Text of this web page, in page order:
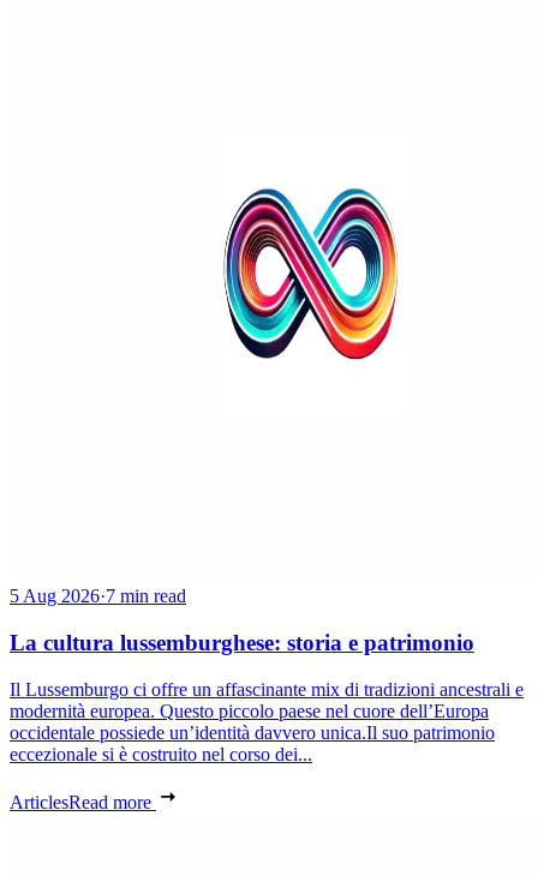
5 Aug 2026·7 min read
La cultura lussemburghese: storia e patrimonio
Il Lussemburgo ci offre un affascinante mix di tradizioni ancestrali e
modernità europea. Questo piccolo paese nel cuore dell’Europa
occidentale possiede un’identità davvero unica.Il suo patrimonio
eccezionale si è costruito nel corso dei...
ArticlesRead more